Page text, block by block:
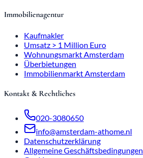
Immobilienagentur
Kaufmakler
Umsatz > 1 Million Euro
Wohnungsmarkt Amsterdam
Überbietungen
Immobilienmarkt Amsterdam
Kontakt & Rechtliches
020-3080650
info@amsterdam-athome.nl
Datenschutzerklärung
Allgemeine Geschäftsbedingungen